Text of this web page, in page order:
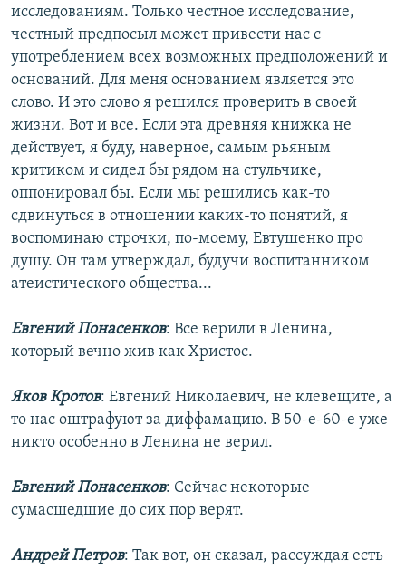
исследованиям. Только честное исследование,
честный предпосыл может привести нас с
употреблением всех возможных предположений и
оснований. Для меня основанием является это
слово. И это слово я решился проверить в своей
жизни. Вот и все. Если эта древняя книжка не
действует, я буду, наверное, самым рьяным
критиком и сидел бы рядом на стульчике,
оппонировал бы. Если мы решились как-то
сдвинуться в отношении каких-то понятий, я
воспоминаю строчки, по-моему, Евтушенко про
душу. Он там утверждал, будучи воспитанником
атеистического общества...
Евгений Понасенков: Все верили в Ленина,
который вечно жив как Христос.
Яков Кротов: Евгений Николаевич, не клевещите, а
то нас оштрафуют за диффамацию. В 50-е-60-е уже
никто особенно в Ленина не верил.
Евгений Понасенков: Сейчас некоторые
сумасшедшие до сих пор верят.
Андрей Петров: Так вот, он сказал, рассуждая есть